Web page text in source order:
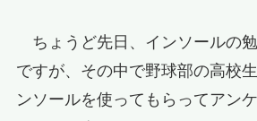
ちょうど先日、インソールの
ですが、その中で野球部の高校
ンソールを使ってもらってアン